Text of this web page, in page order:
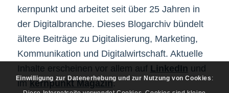
kernpunkt und arbeitet seit über 25 Jahren in
der Digitalbranche. Dieses Blogarchiv bündelt
ältere Beiträge zu Digitalisierung, Marketing,
Kommunikation und Digitalwirtschaft. Aktuelle
Inhalte erscheinen vor allem auf LinkedIn und
imkernpunkt Magazin.
Einwilligung zur Datenerhebung und zur Nutzung von Cookies :